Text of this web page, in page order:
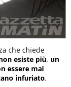
che chiede
esiste più, un
essere mai
infuriato.